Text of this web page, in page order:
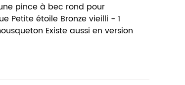
pince à bec rond pour
Petite étoile Bronze vieilli - 1
Existe aussi en version